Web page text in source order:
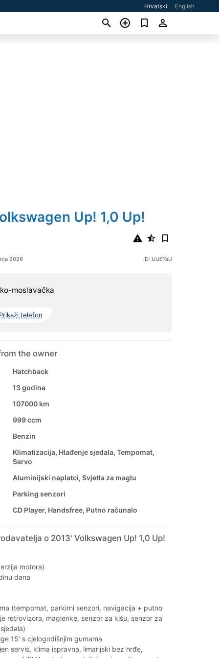
Hrvatski English
Up! 1,0 Up!
2026 ID: UU67aU
moslavačka
Prikaži telefon
the owner
Hatchback
13 godina
107000 km
999 ccm
Benzin
Klimatizacija, Hlađenje sjedala, Tempomat,
Servo
Aluminijski naplatci, Svjetla za maglu
Parking senzori
CD Player, Handsfree, Putno računalo
o 2013' Volkswagen Up! 1,0 Up!
motora)
dana
(tempomat, parkirni senzori, navigacija + putno
retrovizora, maglenke, senzor za kišu, senzor za
15’ s cjelogodišnjim gumama
servis, klima ispravna, limarijski bez hrđe,